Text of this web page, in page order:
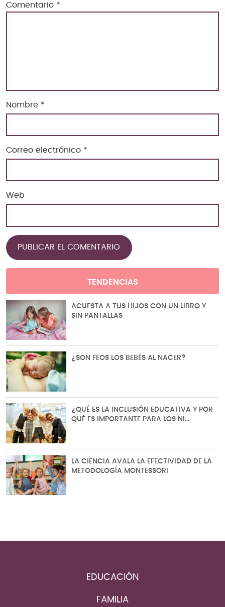
Comentario *
Nombre *
Correo electrónico *
Web
TENDENCIAS
ACUESTA A TUS HIJOS CON UN LIBRO Y
SIN PANTALLAS
¿SON FEOS LOS BEBÉS AL NACER?
¿QUÉ ES LA INCLUSIÓN EDUCATIVA Y POR
QUÉ ES IMPORTANTE PARA LOS NI…
LA CIENCIA AVALA LA EFECTIVIDAD DE LA
METODOLOGÍA MONTESSORI
EDUCACIÓN
FAMILIA